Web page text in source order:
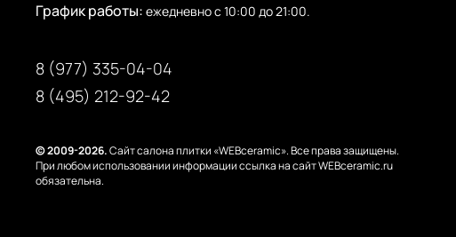
График работы: ежедневно с 10:00 до 21:00.
8 (977) 335-04-04
8 (495) 212-92-42
© 2009-2026.Сайт салона плитки «WEBceramic». Все права защищены.
При любом использовании информации ссылка на сайт WEBceramic.ru
обязательна.